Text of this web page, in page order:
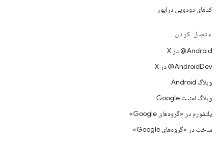
کدهای دودویی درایور
متصل کردن
‫‎@Android در X
‫‎@AndroidDev در X
وبلاگ Android
وبلاگ امنیت Google
پلتفورم در «گروه‌های Google»
ساخت در «گروه‌های Google»